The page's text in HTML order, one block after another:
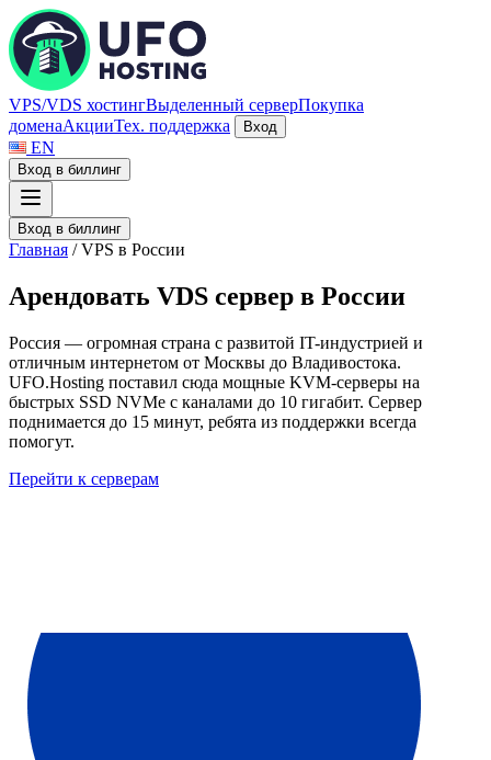
VPS/VDS хостингВыделенный серверПокупка
доменаАкцииТех. поддержка Вход
EN
Вход в биллинг
Вход в биллинг
Главная /VPS в России
Арендовать VDS сервер в России
Россия — огромная страна с развитой IT-индустрией и
отличным интернетом от Москвы до Владивостока.
UFO.Hosting поставил сюда мощные KVM-серверы на
быстрых SSD NVMe с каналами до 10 гигабит. Сервер
поднимается до 15 минут, ребята из поддержки всегда
помогут.
Перейти к серверам